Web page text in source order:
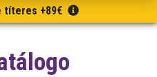
títeres +89€